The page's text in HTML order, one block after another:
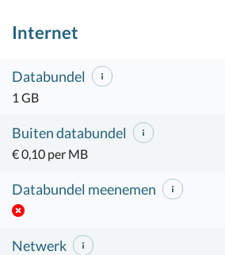
Internet
Databundel
1 GB
Buiten databundel
€ 0,10 per MB
Databundel meenemen
Netwerk